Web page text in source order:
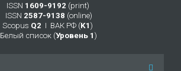
ISSN 1609-9192 (print)
ISSN 2587-9138 (online)
Scopus Q2 Ι ВАК РФ (K1 )
Белый список (Уровень 1 )